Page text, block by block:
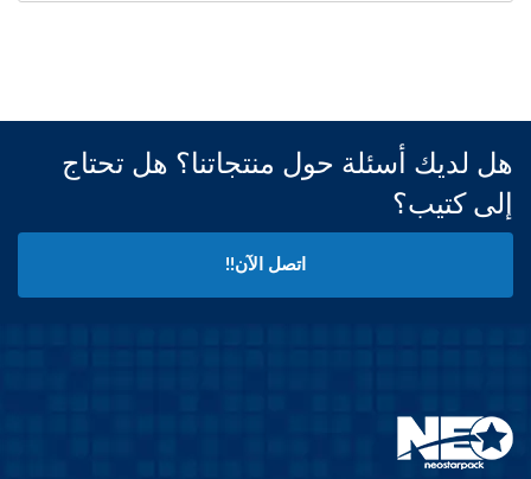
هل لديك أسئلة حول منتجاتنا؟ هل تحتاج
إلى كتيب؟
اتصل الآن!!